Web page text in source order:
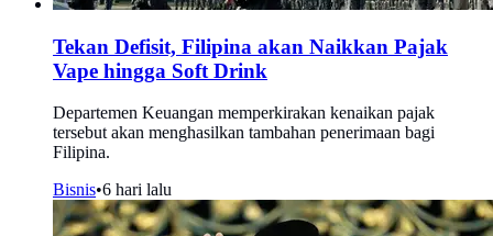
Tekan Defisit, Filipina akan Naikkan Pajak
Vape hingga Soft Drink
Departemen Keuangan memperkirakan kenaikan pajak
tersebut akan menghasilkan tambahan penerimaan bagi
Filipina.
Bisnis•6 hari lalu